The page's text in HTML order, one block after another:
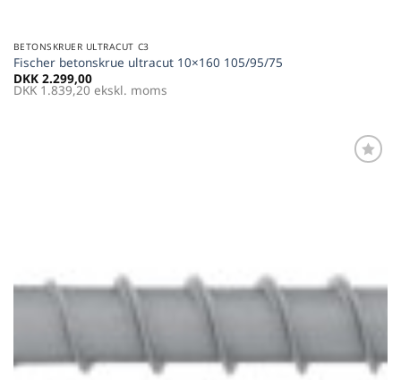
BETONSKRUER ULTRACUT C3
Fischer betonskrue ultracut 10×160 105/95/75
DKK 2.299,00
DKK 1.839,20 ekskl. moms